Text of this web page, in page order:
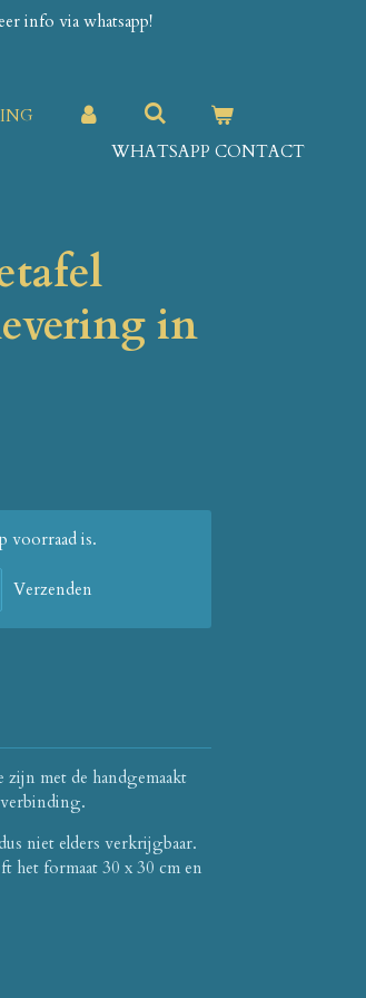
info via whatsapp!
WHATSAPP CONTACT
in
voorraad is.
Verzenden
zijn met de handgemaakt
verbinding.
niet elders verkrijgbaar.
het formaat 30 x 30 cm en